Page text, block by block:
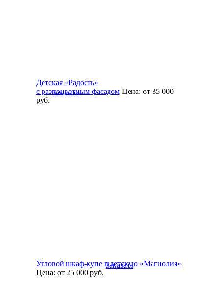
Детская «Радость»
с разноцветным фасадом Цена: от 35 000
руб.
Заказать
Угловой шкаф-купе в детскую «Магнолия»
Цена: от 25 000руб.
Заказать